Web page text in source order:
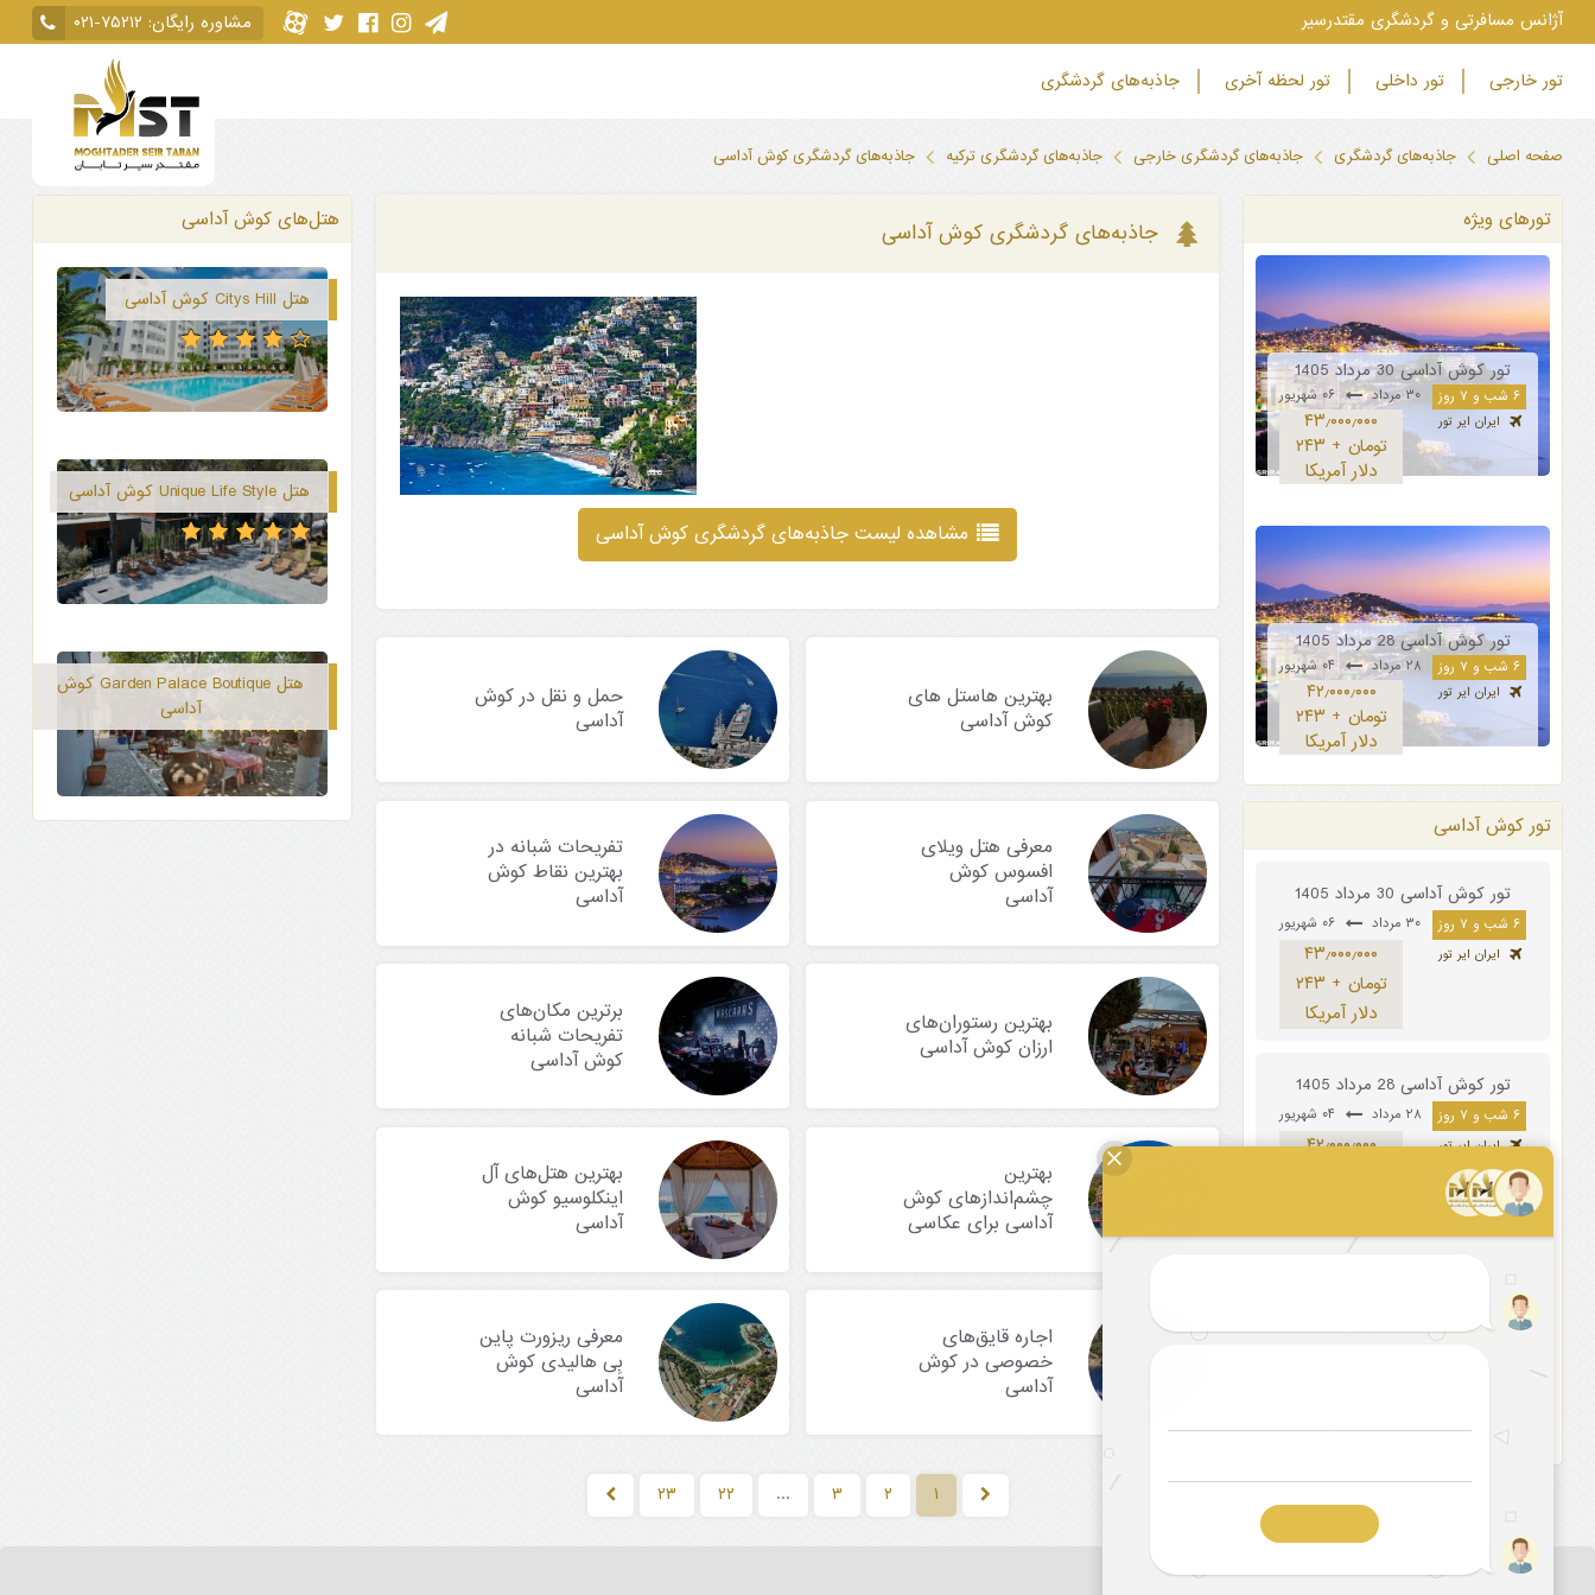
‫آژانس مسافرتی و گردشگری مقتدرسیر مشاوره رایگان: ۰۲۱-۷۵۲۱۲
تور خارجی تور داخلی تور لحظه آخری جاذبه‌های گردشگری
صفحه اصلی جاذبه‌های گردشگری جاذبه‌های گردشگری خارجی جاذبه‌های گردشگری ترکیه جاذبه‌های گردشگری کوش آداسی
جاذبه‌های گردشگری کوش آداسی
مشاهده لیست جاذبه‌های گردشگری کوش آداسی
بهترین هاستل های
کوش آداسی
حمل و نقل در کوش
آداسی
معرفی هتل ویلای
افسوس کوش
آداسی
تفریحات شبانه در
بهترین نقاط کوش
آداسی
بهترین رستوران‌های
ارزان کوش آداسی
برترین مکان‌های
تفریحات شبانه
کوش آداسی
بهترین
چشم‌اندازهای کوش
آداسی برای عکاسی
بهترین هتل‌های آل
اینکلوسیو کوش
آداسی
اجاره قایق‌های
خصوصی در کوش
آداسی
معرفی ریزورت پاین
بِی هالیدی کوش
آداسی
۱ ۲ ۳ ... ۲۲ ۲۳
تورهای ویژه
تور کوش آداسی 30 مرداد 1405
۶ شب و ۷ روز ۳۰ مرداد ۰۶ شهریور
ایران ایر تور
۴۳٫۰۰۰٫۰۰۰
تومان + ۲۴۳
دلار آمریکا
تور کوش آداسی 28 مرداد 1405
۶ شب و ۷ روز ۲۸ مرداد ۰۴ شهریور
ایران ایر تور
۴۲٫۰۰۰٫۰۰۰
تومان + ۲۴۳
دلار آمریکا
تور کوش آداسی
تور کوش آداسی 30 مرداد 1405
۶ شب و ۷ روز ۳۰ مرداد
ایران ایر تور
۴۳٫۰۰۰٫۰۰۰
تومان + ۲۴۳
دلار آمریکا
تور کوش آداسی 28 مرداد 1405
۶ شب و ۷ روز ۲۸ مرداد
ایران ایر تور
۴۲٫۰۰۰٫۰۰۰
۶ شب و ۷ روز ۲۱ مرداد ۲۸ مرداد
دلار آمریکا
هتل‌های کوش آداسی
هتل Citys Hill کوش آداسی
هتل Unique Life Style کوش آداسی
هتل Garden Palace Boutique کوش
آداسی